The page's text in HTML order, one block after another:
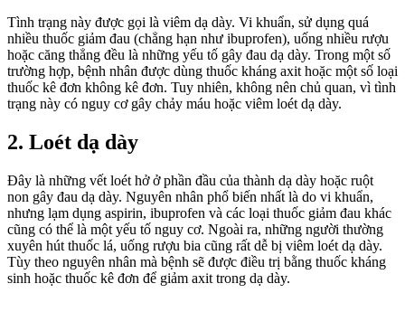
Tình trạng này được gọi là viêm dạ dày. Vi khuẩn, sử dụng quá
nhiều thuốc giảm đau (chẳng hạn như ibuprofen), uống nhiều rượu
hoặc căng thẳng đều là những yếu tố gây đau dạ dày. Trong một số
trường hợp, bệnh nhân được dùng thuốc kháng axit hoặc một số loại
thuốc kê đơn không kê đơn. Tuy nhiên, không nên chủ quan, vì tình
trạng này có nguy cơ gây chảy máu hoặc viêm loét dạ dày.
2. Loét dạ dày
Đây là những vết loét hở ở phần đầu của thành dạ dày hoặc ruột
non gây đau dạ dày. Nguyên nhân phổ biến nhất là do vi khuẩn,
nhưng lạm dụng aspirin, ibuprofen và các loại thuốc giảm đau khác
cũng có thể là một yếu tố nguy cơ. Ngoài ra, những người thường
xuyên hút thuốc lá, uống rượu bia cũng rất dễ bị viêm loét dạ dày.
Tùy theo nguyên nhân mà bệnh sẽ được điều trị bằng thuốc kháng
sinh hoặc thuốc kê đơn để giảm axit trong dạ dày.